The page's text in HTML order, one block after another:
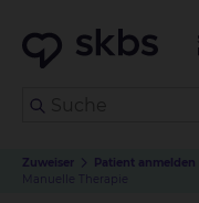
Zuweiser Patient anmelden
Manuelle Therapie